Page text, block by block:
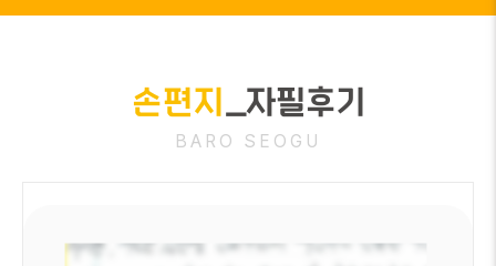
손편지_자필후기
BARO SEOGU